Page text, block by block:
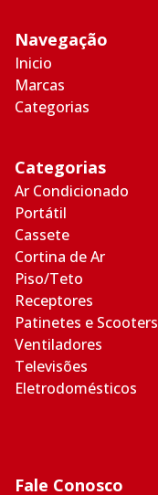
Navegação
Inicio
Marcas
Categorias
Categorias
Ar Condicionado
Portátil
Cassete
Cortina de Ar
Piso/Teto
Receptores
Patinetes e Scooters
Ventiladores
Televisões
Eletrodomésticos
Fale Conosco